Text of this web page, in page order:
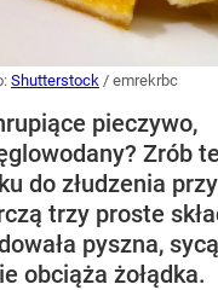
Shutterstock / emrekrbc
pieczywo,
Zrób
do złudzenia
trzy proste
pyszna,
obciąża żołądka.